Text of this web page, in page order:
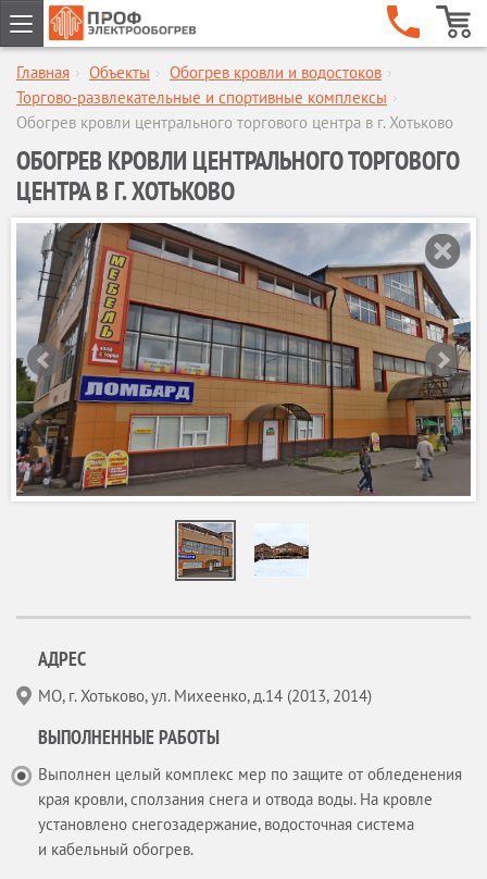
ГЛАВНАЯ
КОМПАНИЯ
ОБЪЕКТЫ
КАТАЛОГИ
МАГАЗИН
ОПЛАТА И ДОСТАВКА
КАЛЬКУЛЯТОР
КОНТАКТЫ
Главная › Объекты › Обогрев кровли и водостоков ›
Торгово-развлекательные и спортивные комплексы ›
Обогрев кровли центрального торгового центра в г. Хотьково
ОБОГРЕВ КРОВЛИ ЦЕНТРАЛЬНОГО ТОРГОВОГО
ЦЕНТРА В Г. ХОТЬКОВО
АДРЕС
МО, г. Хотьково, ул. Михеенко, д.14 (2013, 2014)
ВЫПОЛНЕННЫЕ РАБОТЫ
Выполнен целый комплекс мер по защите от обледенения
края кровли, сползания снега и отвода воды. На кровле
установлено снегозадержание, водосточная система
и кабельный обогрев.